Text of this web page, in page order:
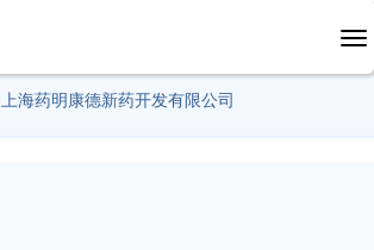
上海药明康德新药开发有限公司